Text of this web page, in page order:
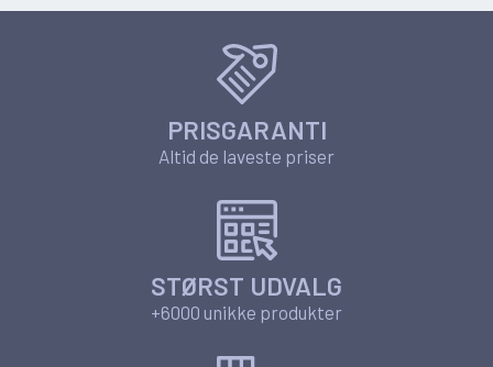
PRISGARANTI
Altid de laveste priser
STØRST UDVALG
+6000 unikke produkter